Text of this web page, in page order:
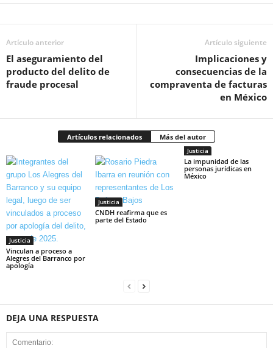
Artículo anterior
El aseguramiento del
producto del delito de
fraude procesal
Artículo siguiente
Implicaciones y
consecuencias de la
compraventa de facturas
en México
Artículos relacionados Más del autor
Justicia
Vinculan a proceso a
Alegres del Barranco por
apología
Justicia
CNDH reafirma que es
parte del Estado
Justicia
La impunidad de las
personas jurídicas en
México
DEJA UNA RESPUESTA